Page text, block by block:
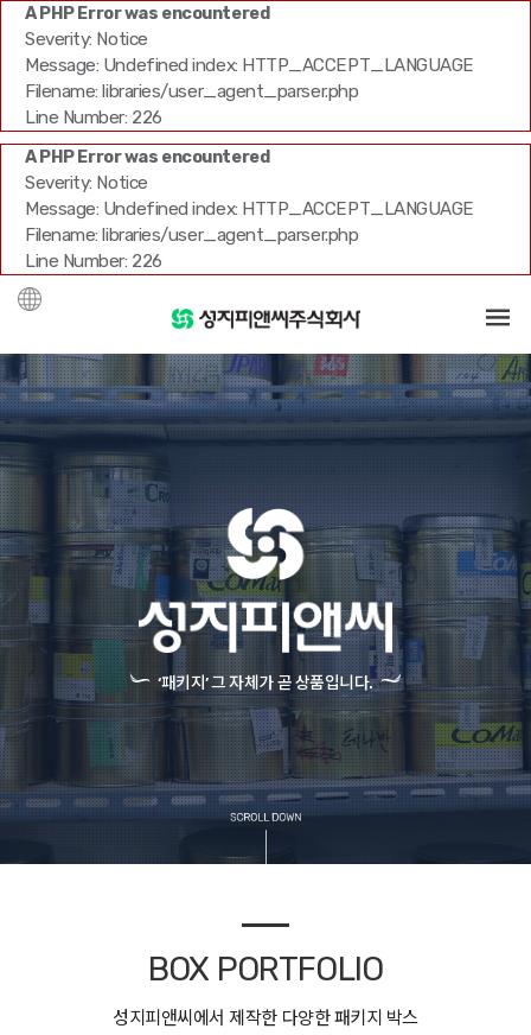
A PHP Error was encountered
Severity: Notice
Message: Undefined index: HTTP_ACCEPT_LANGUAGE
Filename: libraries/user_agent_parser.php
Line Number: 226
A PHP Error was encountered
Severity: Notice
Message: Undefined index: HTTP_ACCEPT_LANGUAGE
Filename: libraries/user_agent_parser.php
Line Number: 226
‘패키지’ 그 자체가 곧 상품입니다.
BOX PORTFOLIO
성지피앤씨에서 제작한 다양한 패키지 박스